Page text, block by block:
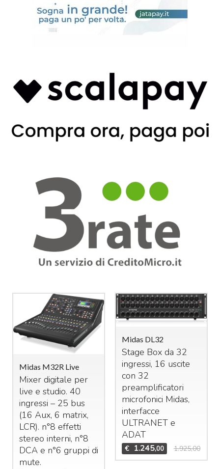
Midas M32R Live
Mixer digitale per
live e studio. 40
ingressi – 25 bus
(16 Aux, 6 matrix,
LCR). n°8 effetti
stereo interni, n°8
DCAe n°6 gruppi di
mute.
Midas DL32
Stage Box da 32
ingressi, 16 uscite
con 32
preamplificatori
microfonici Midas,
interfacce
ULTRANETe
ADAT
€ 1.245,00 1.925,00